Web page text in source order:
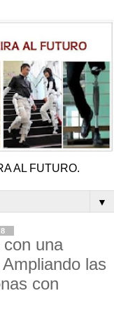
AL FUTURO.
▼
una
las
con